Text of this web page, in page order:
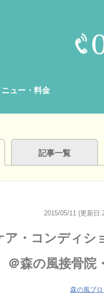
ニュー・料金
記事一覧
2015/05/11 (更新日
ア・コンディ
＠森の風接骨院
森の風ブ